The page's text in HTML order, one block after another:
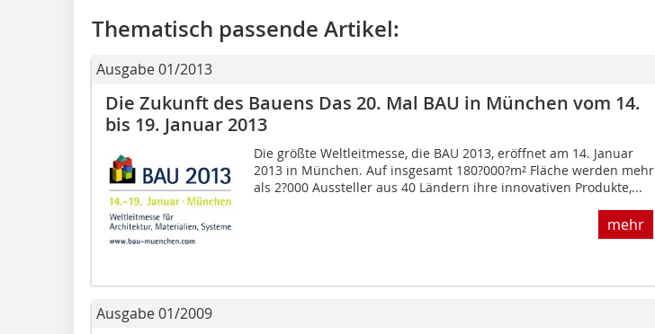
Thematisch passende Artikel:
Ausgabe 01/2013
Die Zukunft des Bauens Das 20. Mal BAU in München vom 14.
bis 19. Januar 2013
Die größte Weltleitmesse, die BAU 2013, eröffnet am 14. Januar
2013 in München. Auf insgesamt 180?000?m² Fläche werden mehr
als 2?000 Aussteller aus 40 Ländern ihre innovativen Produkte,...
mehr
Ausgabe 01/2009